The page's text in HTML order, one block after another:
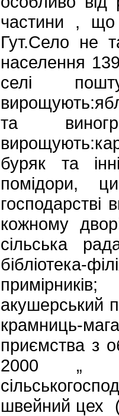
частини ,
Гут.Село не
населення
селі
та
буряк та
помідори,
кожному
сільська
акушерський
крамниць-
приємства з
2000 „ -
швейний цех